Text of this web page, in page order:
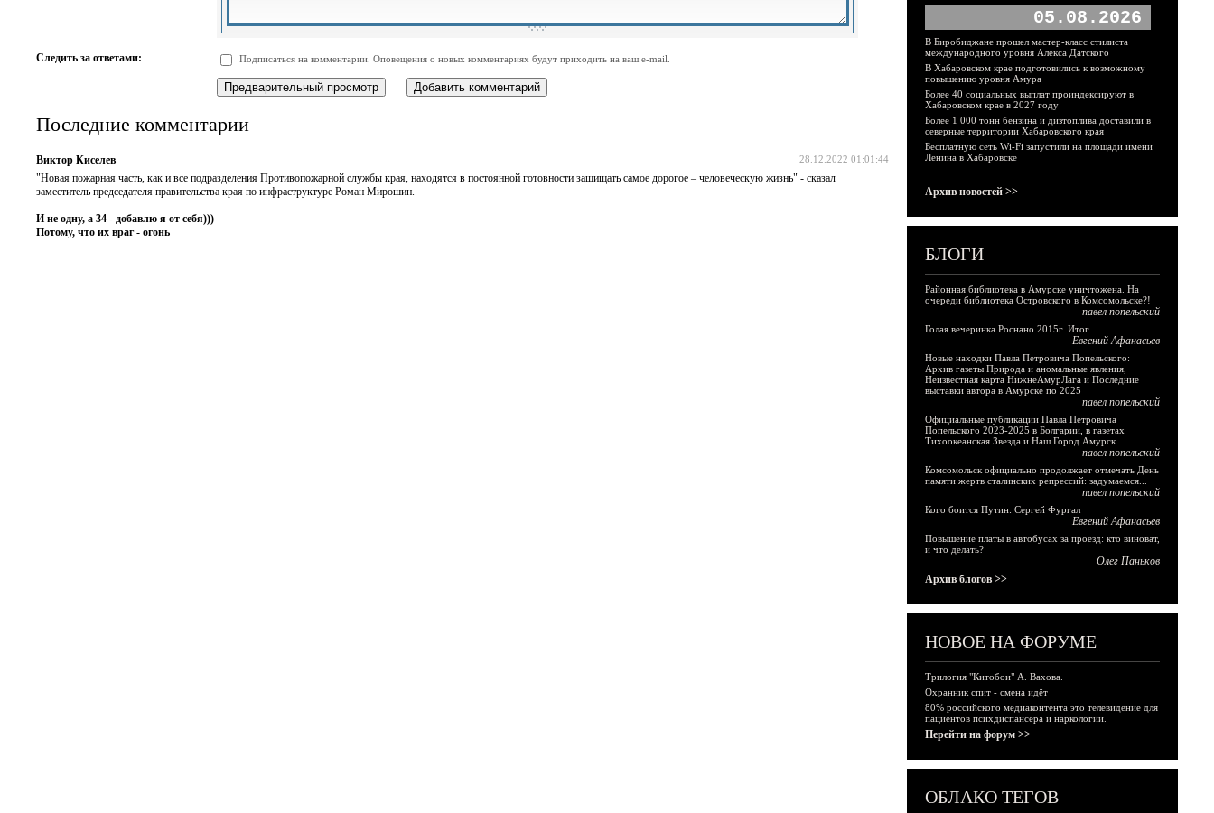
-
-
-
-
-
-
-
-
-
-
-
-
-
-
-
Следить за ответами: Подписаться на комментарии. Оповещения о новых комментариях будут приходить на ваш e-mail.
Последние комментарии
28.12.2022 01:01:44
Виктор Киселев
"Новая пожарная часть, как и все подразделения Противопожарной службы края, находятся в постоянной готовности защищать самое дорогое – человеческую жизнь" - сказал
заместитель председателя правительства края по инфраструктуре Роман Мирошин.
И не одну, а 34 - добавлю я от себя)))
Потому, что их враг - огонь
05.08.2026
В Биробиджане прошел мастер-класс стилиста
международного уровня Алекса Датского
В Хабаровском крае подготовились к возможному
повышению уровня Амура
Более 40 социальных выплат проиндексируют в
Хабаровском крае в 2027 году
Более 1 000 тонн бензина и дизтоплива доставили в
северные территории Хабаровского края
Бесплатную сеть Wi-Fi запустили на площади имени
Ленина в Хабаровске
Архив новостей >>
БЛОГИ
Районная библиотека в Амурске уничтожена. На
очереди библиотека Островского в Комсомольске?!
павел попельский
Голая вечеринка Роснано 2015г. Итог.
Евгений Афанасьев
Новые находки Павла Петровича Попельского:
Архив газеты Природа и аномальные явления,
Неизвестная карта НижнеАмурЛага и Последние
выставки автора в Амурске по 2025
павел попельский
Официальные публикации Павла Петровича
Попельского 2023-2025 в Болгарии, в газетах
Тихоокеанская Звезда и Наш Город Амурск
павел попельский
Комсомольск официально продолжает отмечать День
памяти жертв сталинских репрессий: задумаемся...
павел попельский
Кого боится Путин: Сергей Фургал
Евгений Афанасьев
Повышение платы в автобусах за проезд: кто виноват,
и что делать?
Олег Паньков
Архив блогов >>
НОВОЕ НА ФОРУМЕ
Трилогия "Китобои" А. Вахова.
Охранник спит - смена идёт
80% российского медиаконтента это телевидение для
пациентов психдиспансера и наркологии.
Перейти на форум >>
ОБЛАКО ТЕГОВ